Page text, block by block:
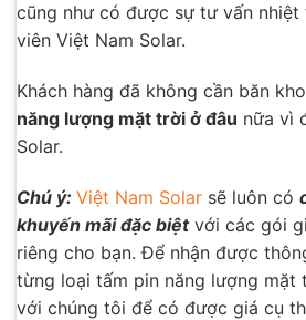
cũng như có được sự tư vấn
viên Việt Nam Solar.
Khách hàng đã không cần băn
năng lượng mặt trời ở đâu nữa vì
Solar.
Chú ý: Việt Nam Solar sẽ luôn có
khuyến mãi đặc biệtvới các gói
riêng cho bạn. Để nhận được
từng loại tấm pin năng lượng mặt
với chúng tôi để có được giá cụ